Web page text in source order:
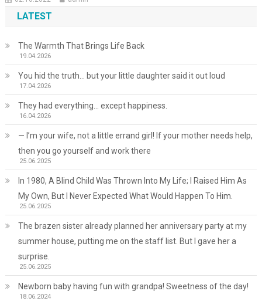
LATEST
The Warmth That Brings Life Back
19.04.2026
You hid the truth… but your little daughter said it out loud
17.04.2026
They had everything… except happiness.
16.04.2026
— I’m your wife, not a little errand girl! If your mother needs help,
then you go yourself and work there
25.06.2025
In 1980, A Blind Child Was Thrown Into My Life; I Raised Him As
My Own, But I Never Expected What Would Happen To Him.
25.06.2025
The brazen sister already planned her anniversary party at my
summer house, putting me on the staff list. But I gave her a
surprise.
25.06.2025
Newborn baby having fun with grandpa! Sweetness of the day!
18.06.2024